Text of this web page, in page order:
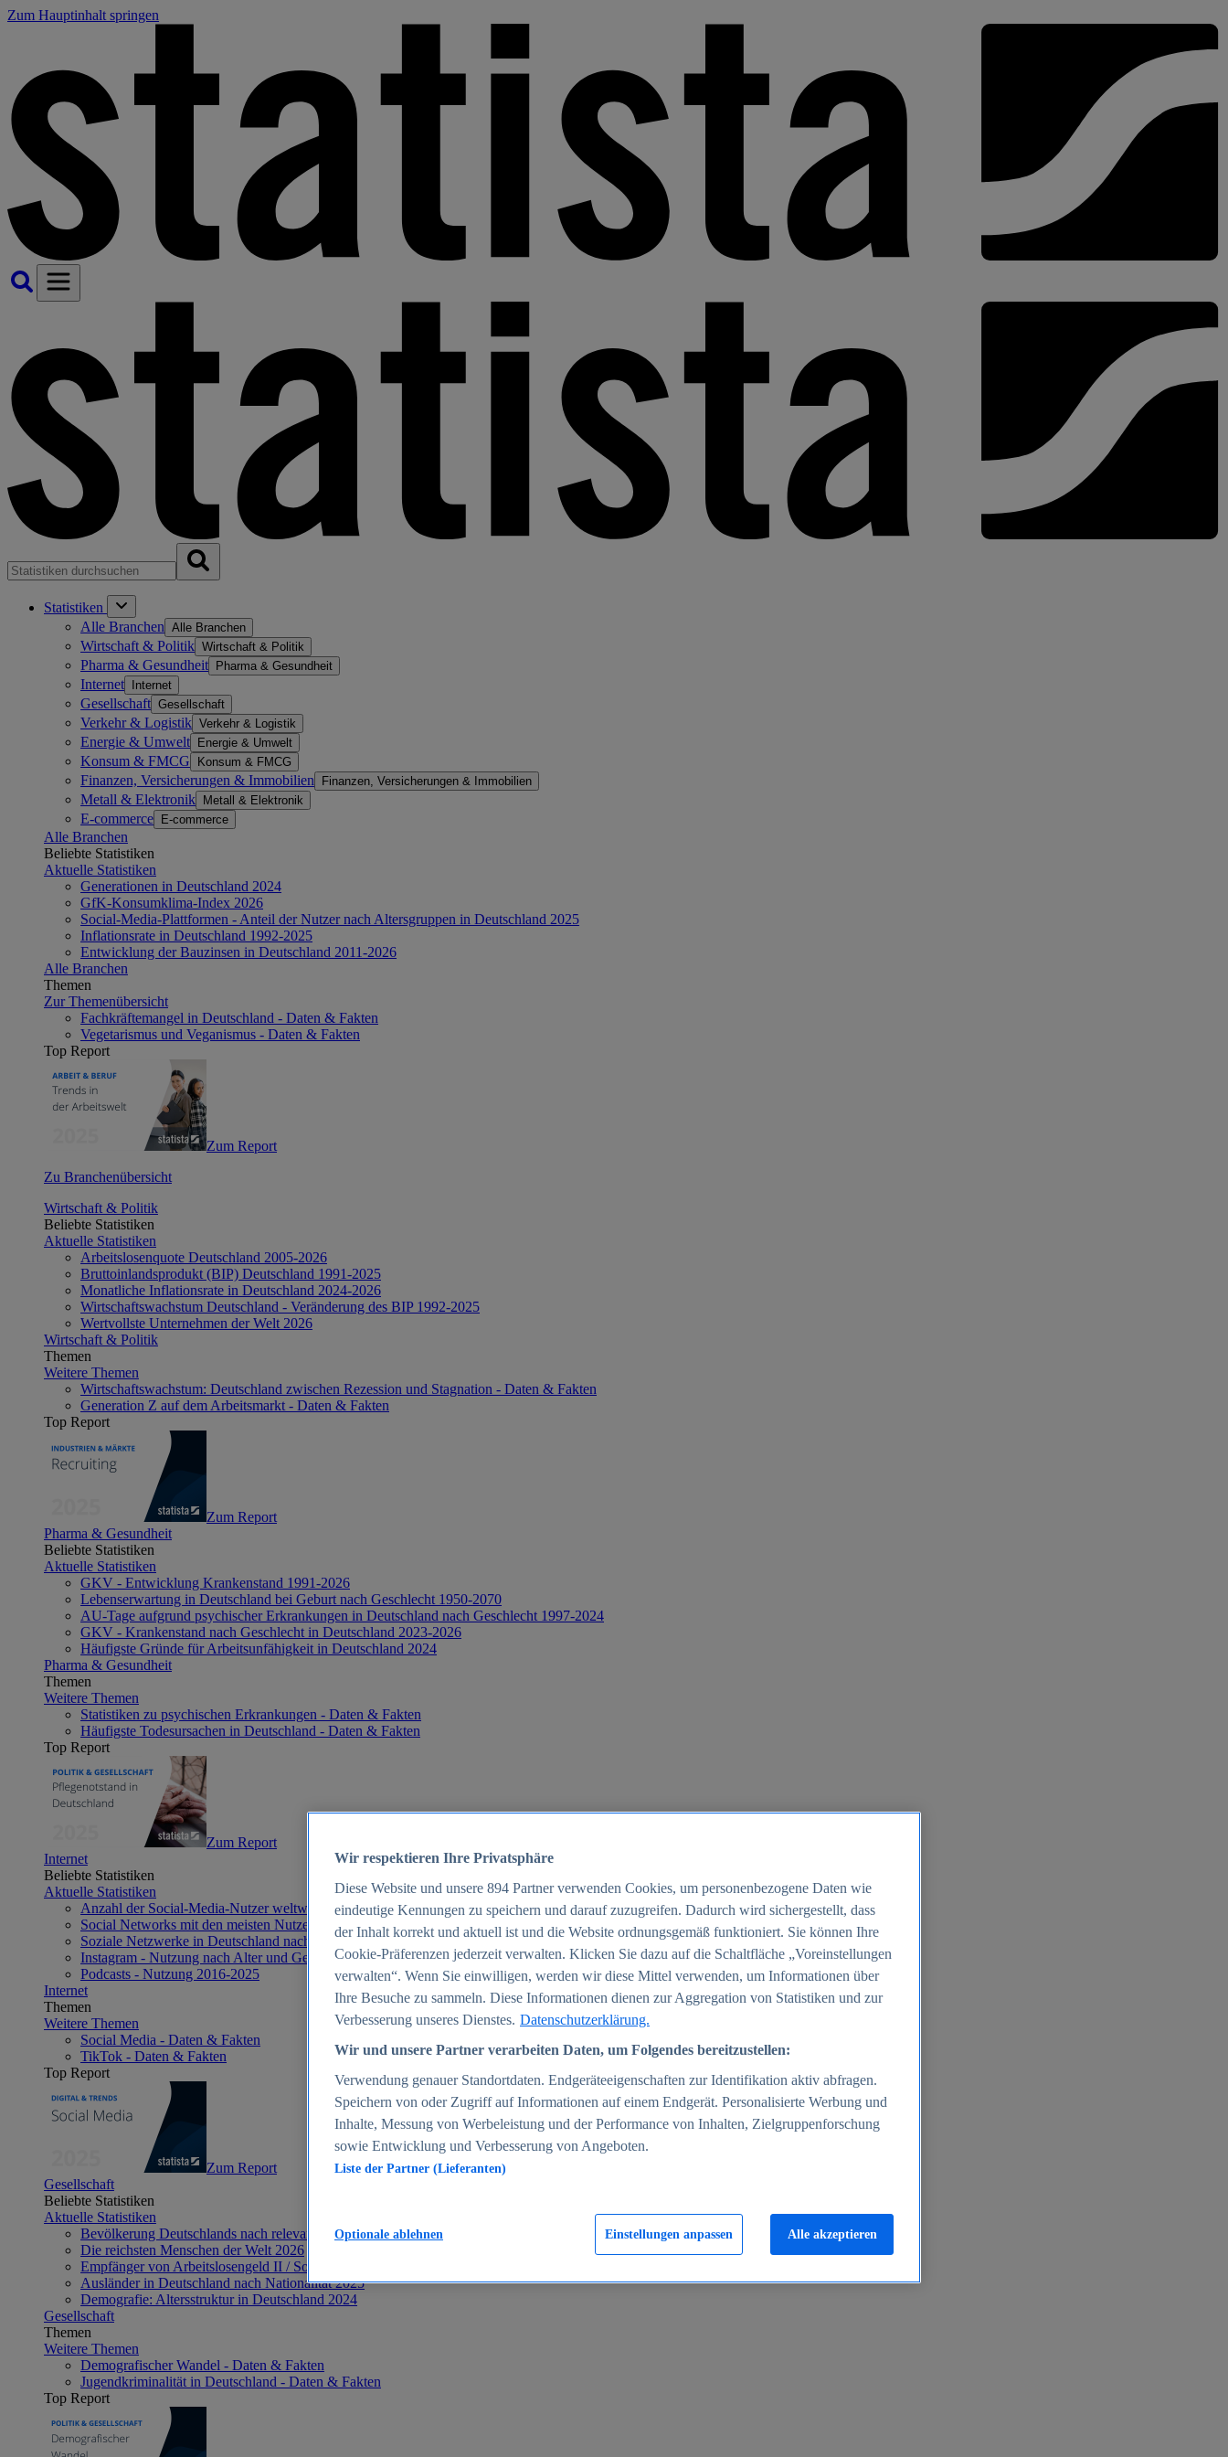
Zum Hauptinhalt springen
Statistiken
Alle Branchen Alle Branchen
Wirtschaft & Politik Wirtschaft & Politik
Pharma & Gesundheit Pharma & Gesundheit
Internet Internet
Gesellschaft Gesellschaft
Verkehr & Logistik Verkehr & Logistik
Energie & Umwelt Energie & Umwelt
Konsum & FMCG Konsum & FMCG
Finanzen, Versicherungen & Immobilien Finanzen, Versicherungen & Immobilien
Metall & Elektronik Metall & Elektronik
E-commerce E-commerce
Alle Branchen
Beliebte Statistiken
Aktuelle Statistiken
Generationen in Deutschland 2024
GfK-Konsumklima-Index 2026
Social-Media-Plattformen - Anteil der Nutzer nach Altersgruppen in Deutschland 2025
Inflationsrate in Deutschland 1992-2025
Entwicklung der Bauzinsen in Deutschland 2011-2026
Alle Branchen
Themen
Zur Themenübersicht
Fachkräftemangel in Deutschland - Daten & Fakten
Vegetarismus und Veganismus - Daten & Fakten
Top Report
Zum Report
Zu Branchenübersicht
Wirtschaft & Politik
Beliebte Statistiken
Aktuelle Statistiken
Arbeitslosenquote Deutschland 2005-2026
Bruttoinlandsprodukt (BIP) Deutschland 1991-2025
Monatliche Inflationsrate in Deutschland 2024-2026
Wirtschaftswachstum Deutschland - Veränderung des BIP 1992-2025
Wertvollste Unternehmen der Welt 2026
Wirtschaft & Politik
Themen
Weitere Themen
Wirtschaftswachstum: Deutschland zwischen Rezession und Stagnation - Daten & Fakten
Generation Z auf dem Arbeitsmarkt - Daten & Fakten
Top Report
Zum Report
Pharma & Gesundheit
Beliebte Statistiken
Aktuelle Statistiken
GKV - Entwicklung Krankenstand 1991-2026
Lebenserwartung in Deutschland bei Geburt nach Geschlecht 1950-2070
AU-Tage aufgrund psychischer Erkrankungen in Deutschland nach Geschlecht 1997-2024
GKV - Krankenstand nach Geschlecht in Deutschland 2023-2026
Häufigste Gründe für Arbeitsunfähigkeit in Deutschland 2024
Pharma & Gesundheit
Themen
Weitere Themen
Statistiken zu psychischen Erkrankungen - Daten & Fakten
Häufigste Todesursachen in Deutschland - Daten & Fakten
Top Report
Zum Report
Internet
Beliebte Statistiken
Aktuelle Statistiken
Anzahl der Social-Media-Nutzer weltweit 2012-2025
Social Networks mit den meisten Nutzern weltweit 2025
Soziale Netzwerke in Deutschland nach Generationen 2025
Instagram - Nutzung nach Alter und Geschlecht in Deutschland 2025
Podcasts - Nutzung 2016-2025
Internet
Themen
Weitere Themen
Social Media - Daten & Fakten
TikTok - Daten & Fakten
Top Report
Zum Report
Gesellschaft
Beliebte Statistiken
Aktuelle Statistiken
Bevölkerung Deutschlands nach relevanten Altersgruppen 2024
Die reichsten Menschen der Welt 2026
Empfänger von Arbeitslosengeld II / Sozialgeld / Bürgergeld in Deutschland 2005-2025
Ausländer in Deutschland nach Nationalität 2025
Demografie: Altersstruktur in Deutschland 2024
Gesellschaft
Themen
Weitere Themen
Demografischer Wandel - Daten & Fakten
Jugendkriminalität in Deutschland - Daten & Fakten
Top Report
Wir respektieren Ihre Privatsphäre
Diese Website und unsere 894 Partner verwenden Cookies, um personenbezogene Daten wie
eindeutige Kennungen zu speichern und darauf zuzugreifen. Dadurch wird sichergestellt, dass
der Inhalt korrekt und aktuell ist und die Website ordnungsgemäß funktioniert. Sie können Ihre
Cookie-Präferenzen jederzeit verwalten. Klicken Sie dazu auf die Schaltfläche „Voreinstellungen
verwalten“. Wenn Sie einwilligen, werden wir diese Mittel verwenden, um Informationen über
Ihre Besuche zu sammeln. Diese Informationen dienen zur Aggregation von Statistiken und zur
Verbesserung unseres Dienstes. Datenschutzerklärung.
Wir und unsere Partner verarbeiten Daten, um Folgendes bereitzustellen:
Verwendung genauer Standortdaten. Endgeräteeigenschaften zur Identifikation aktiv abfragen.
Speichern von oder Zugriff auf Informationen auf einem Endgerät. Personalisierte Werbung und
Inhalte, Messung von Werbeleistung und der Performance von Inhalten, Zielgruppenforschung
sowie Entwicklung und Verbesserung von Angeboten.
Liste der Partner (Lieferanten)
Einstellungen anpassen
Optionale ablehnen Alle akzeptieren